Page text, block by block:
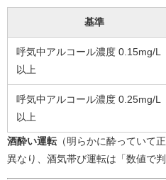
基準
呼気中アルコール濃度 0.15mg/L
以上
呼気中アルコール濃度 0.25mg/L
以上
酒酔い運転 （明らかに酔っていて
異なり、酒気帯び運転は「数値で